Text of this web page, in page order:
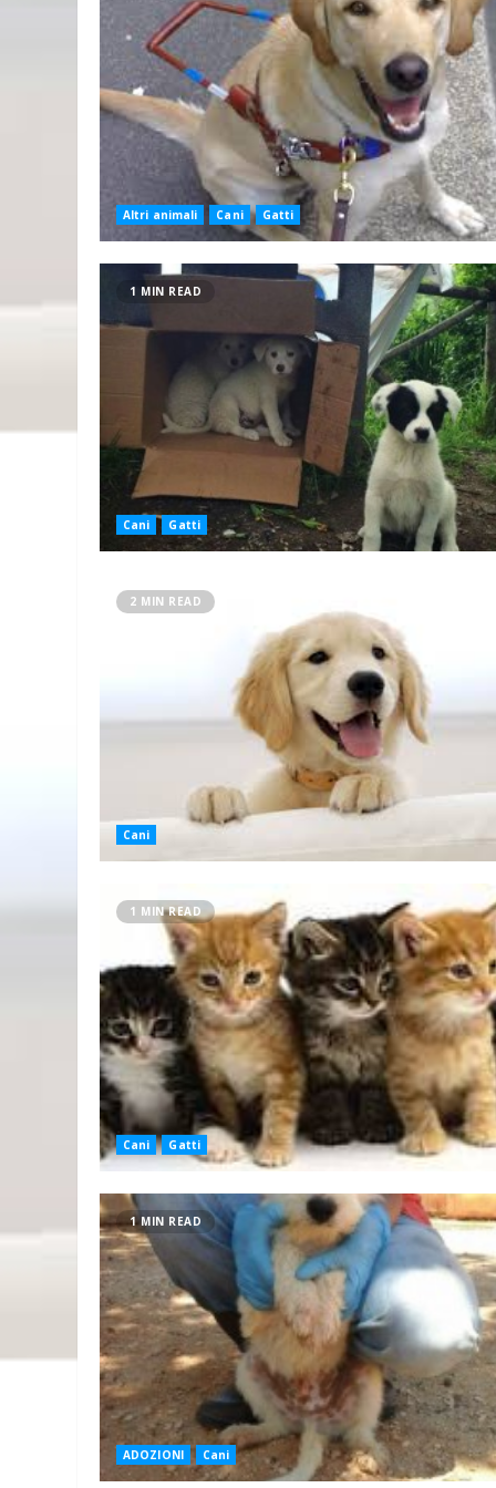
Altri animali Cani Gatti
1 MIN READ
Cani Gatti
2 MIN READ
Cani
1 MIN READ
Cani Gatti
1 MIN READ
ADOZIONI Cani